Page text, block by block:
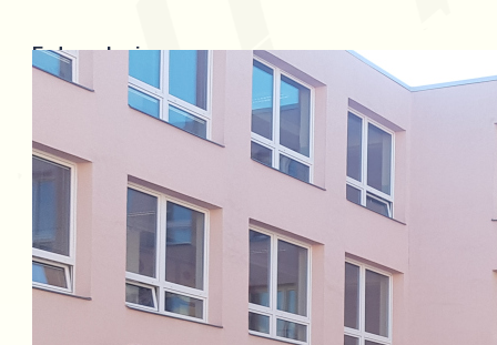
Fotogalerie